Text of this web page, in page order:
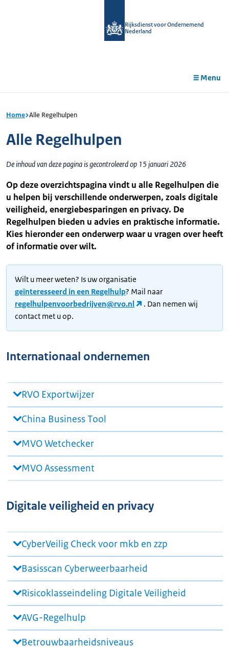
Rijksdienst voor Ondernemend
Nederland
Menu
Home Alle Regelhulpen
Alle Regelhulpen
De inhoud van deze pagina is gecontroleerd op 15 januari 2026
Op deze overzichtspagina vindt u alle Regelhulpen die
u helpen bij verschillende onderwerpen, zoals digitale
veiligheid, energiebesparingen en privacy. De
Regelhulpen bieden u advies en praktische informatie.
Kies hieronder een onderwerp waar u vragen over heeft
of informatie over wilt.
Wilt u meer weten? Is uw organisatie
geïnteresseerd in een Regelhulp? Mail naar
regelhulpenvoorbedrijven@rvo.nl
. Dan nemen wij
contact met u op.
Internationaal ondernemen
RVO Exportwijzer
China Business Tool
MVO Wetchecker
MVO Assessment
Digitale veiligheid en privacy
CyberVeilig Check voor mkb en zzp
Basisscan Cyberweerbaarheid
Risicoklasseindeling Digitale Veiligheid
AVG-Regelhulp
Betrouwbaarheidsniveaus